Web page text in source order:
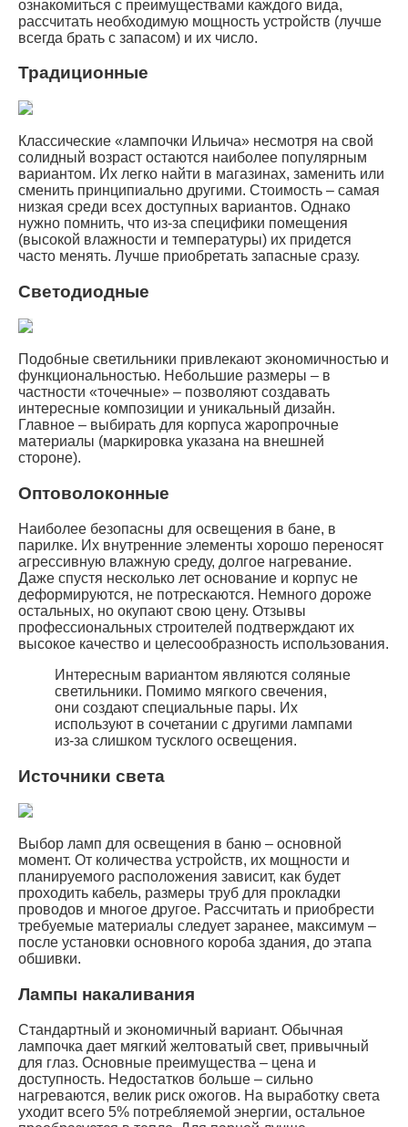
ознакомиться с преимуществами каждого вида,
рассчитать необходимую мощность устройств (лучше
всегда брать с запасом) и их число.
Традиционные
Классические «лампочки Ильича» несмотря на свой
солидный возраст остаются наиболее популярным
вариантом. Их легко найти в магазинах, заменить или
сменить принципиально другими. Стоимость – самая
низкая среди всех доступных вариантов. Однако
нужно помнить, что из-за специфики помещения
(высокой влажности и температуры) их придется
часто менять. Лучше приобретать запасные сразу.
Светодиодные
Подобные светильники привлекают экономичностью и
функциональностью. Небольшие размеры – в
частности «точечные» – позволяют создавать
интересные композиции и уникальный дизайн.
Главное – выбирать для корпуса жаропрочные
материалы (маркировка указана на внешней
стороне).
Оптоволоконные
Наиболее безопасны для освещения в бане, в
парилке. Их внутренние элементы хорошо переносят
агрессивную влажную среду, долгое нагревание.
Даже спустя несколько лет основание и корпус не
деформируются, не потрескаются. Немного дороже
остальных, но окупают свою цену. Отзывы
профессиональных строителей подтверждают их
высокое качество и целесообразность использования.
Интересным вариантом являются соляные
светильники. Помимо мягкого свечения,
они создают специальные пары. Их
используют в сочетании с другими лампами
из-за слишком тусклого освещения.
Источники света
Выбор ламп для освещения в баню – основной
момент. От количества устройств, их мощности и
планируемого расположения зависит, как будет
проходить кабель, размеры труб для прокладки
проводов и многое другое. Рассчитать и приобрести
требуемые материалы следует заранее, максимум –
после установки основного короба здания, до этапа
обшивки.
Лампы накаливания
Стандартный и экономичный вариант. Обычная
лампочка дает мягкий желтоватый свет, привычный
для глаз. Основные преимущества – цена и
доступность. Недостатков больше – сильно
нагреваются, велик риск ожогов. На выработку света
уходит всего 5% потребляемой энергии, остальное